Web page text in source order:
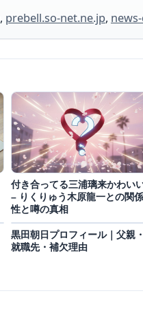
, prebell.so-net.ne.jp,
付き合ってる三浦璃来かわい
– りくりゅう木原龍一との関係
性と噂の真相
黒田朝日プロフィール｜父親
就職先・補欠理由